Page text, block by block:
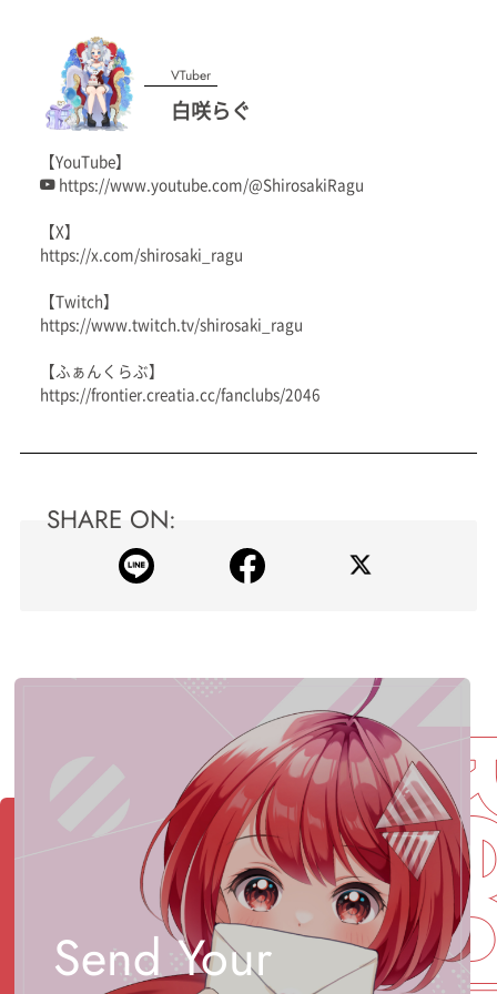
VTuber
白咲らぐ
【YouTube】
https://www.youtube.com/@ShirosakiRagu
【X】
https://x.com/shirosaki_ragu
【Twitch】
https://www.twitch.tv/shirosaki_ragu
【ふぁんくらぶ】
https://frontier.creatia.cc/fanclubs/2046
SHARE ON:
Send Your